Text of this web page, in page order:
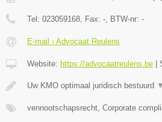
Tel: 023059168 , Fax: - , BTW-nr: -
E-mail › Advocaat Reulens
Website: https://advocaatreulens.be
Uw KMO optimaal juridisch bestuurd ▼
vennootschapsrecht, Corporate